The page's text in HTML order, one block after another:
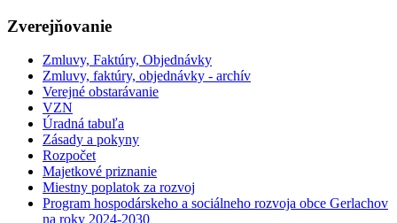
Zverejňovanie
Zmluvy, Faktúry, Objednávky
Zmluvy, faktúry, objednávky - archív
Verejné obstarávanie
VZN
Úradná tabuľa
Zásady a pokyny
Rozpočet
Majetkové priznanie
Miestny poplatok za rozvoj
Program hospodárskeho a sociálneho rozvoja obce Gerlachov
na roky 2024-2030